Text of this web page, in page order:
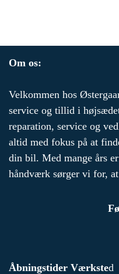
Om os:
Velkommen hos
service og tillid i
reparation, service og
altid med fokus på at
din bil. Med mange års
håndværk sørger vi for,
Åbningstider Værksted